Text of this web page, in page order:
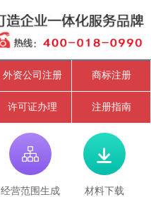
外资公司注册 商标注册
许可证办理 注册指南

经营范围生成

材料下载